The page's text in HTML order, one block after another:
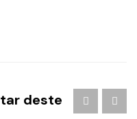
deste
agencia de
/ criação de logo